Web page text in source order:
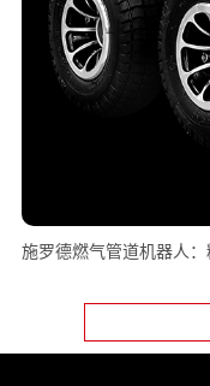
施罗德燃气管道机器人